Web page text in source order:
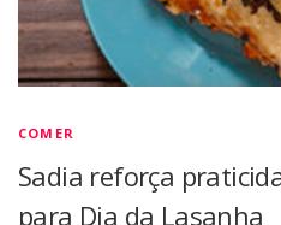
COMER
Sadia reforça
para Dia da Lasanha